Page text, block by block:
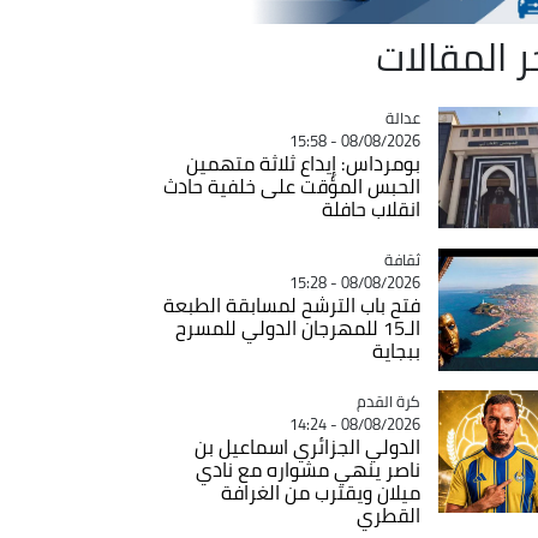
المقالات
Catégorie
عدالة
08/08/2026 - 15:58
بومرداس: إيداع ثلاثة متهمين
الحبس المؤقت على خلفية حادث
انقلاب حافلة
Catégorie
ثقافة
08/08/2026 - 15:28
فتح باب الترشح لمسابقة الطبعة
الـ15 للمهرجان الدولي للمسرح
ببجاية
Catégorie
كرة القدم
08/08/2026 - 14:24
الدولي الجزائري اسماعيل بن
ناصر ينهي مشواره مع نادي
ميلان ويقترب من الغرافة
القطري